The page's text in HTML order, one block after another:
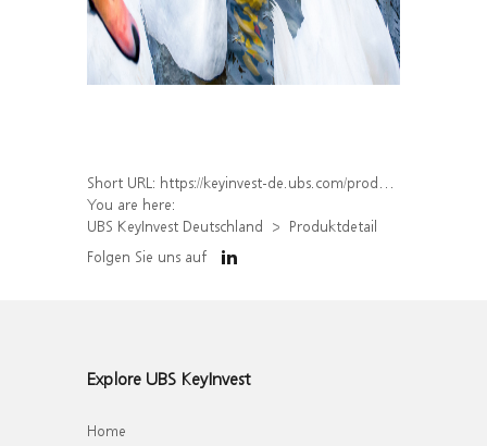
Short URL: https://keyinvest-de.ubs.com/produkt/detail/index/isin/DE000WA84E56
You are here:
UBS KeyInvest Deutschland
Produktdetail
Folgen Sie uns auf
Explore UBS KeyInvest
Home